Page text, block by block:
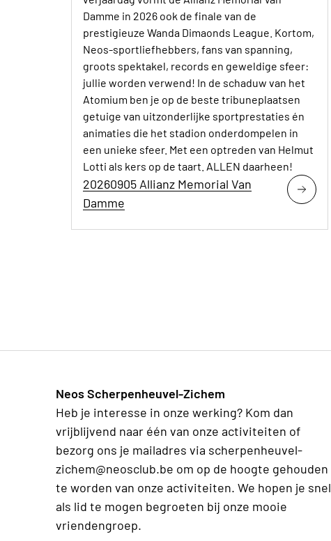
Damme in 2026 ook de finale van de
prestigieuze Wanda Dimaonds League. Kortom,
Neos-sportliefhebbers, fans van spanning,
groots spektakel, records en geweldige sfeer:
jullie worden verwend! In de schaduw van het
Atomium ben je op de beste tribuneplaatsen
getuige van uitzonderlijke sportprestaties én
animaties die het stadion onderdompelen in
een unieke sfeer. Met een optreden van Helmut
Lotti als kers op de taart. ALLEN daarheen!
20260905 Allianz Memorial Van
Damme
Neos Scherpenheuvel-Zichem
Heb je interesse in onze werking? Kom dan
vrijblijvend naar één van onze activiteiten of
bezorg ons je mailadres via scherpenheuvel-
zichem@neosclub.be om op de hoogte gehouden
te worden van onze activiteiten. We hopen je snel
als lid te mogen begroeten bij onze mooie
vriendengroep.